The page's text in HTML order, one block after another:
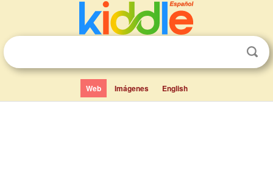
Web Imágenes English